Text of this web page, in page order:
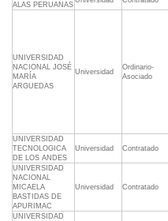
ALAS PERUANAS
UNIVERSIDAD
NACIONAL JOSÉ
MARÍA
ARGUEDAS
Universidad
Ordinario-
Asociado
UNIVERSIDAD
TECNOLOGICA
DE LOS ANDES
Universidad Contratado
UNIVERSIDAD
NACIONAL
MICAELA
BASTIDAS DE
APURIMAC
Universidad Contratado
UNIVERSIDAD